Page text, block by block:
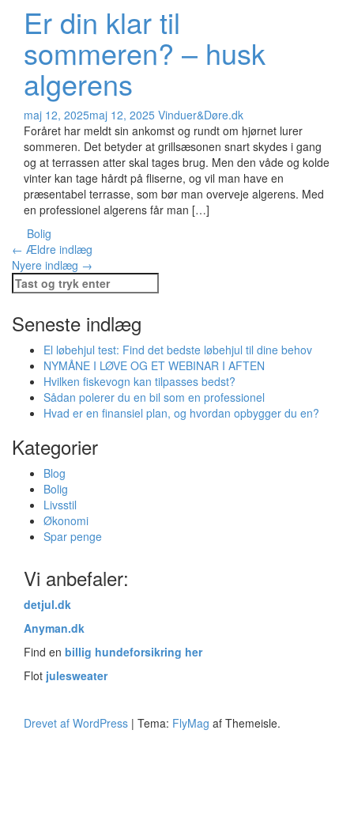
Er din klar til
sommeren? – husk
algerens
maj 12, 2025maj 12, 2025 Vinduer&Døre.dk
Foråret har meldt sin ankomst og rundt om hjørnet lurer
sommeren. Det betyder at grillsæsonen snart skydes i gang
og at terrassen atter skal tages brug. Men den våde og kolde
vinter kan tage hårdt på fliserne, og vil man have en
præsentabel terrasse, som bør man overveje algerens. Med
en professionel algerens får man […]
Bolig
Indlægsnavigation
← Ældre indlæg
Nyere indlæg →
Søg
efter:
Seneste indlæg
El løbehjul test: Find det bedste løbehjul til dine behov
NYMÅNE I LØVE OG ET WEBINAR I AFTEN
Hvilken fiskevogn kan tilpasses bedst?
Sådan polerer du en bil som en professionel
Hvad er en finansiel plan, og hvordan opbygger du en?
Kategorier
Blog
Bolig
Livsstil
Økonomi
Spar penge
Vi anbefaler:
detjul.dk
Anyman.dk
Find en billig hundeforsikring her
Flot julesweater
Drevet af WordPress | Tema: FlyMag af Themeisle.